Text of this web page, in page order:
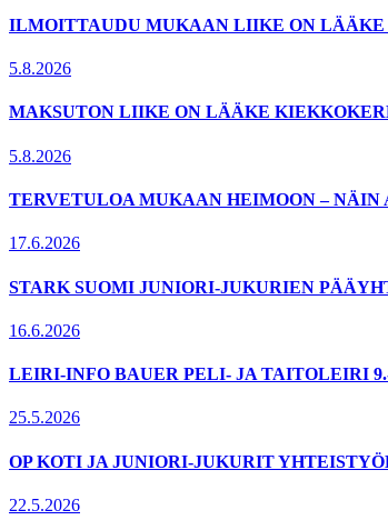
ILMOITTAUDU MUKAAN LIIKE ON
5.8.2026
MAKSUTON LIIKE ON LÄÄKE
5.8.2026
TERVETULOA MUKAAN HEIMOON –
17.6.2026
STARK SUOMI JUNIORI-JUKURIEN
16.6.2026
LEIRI-INFO BAUER PELI- JA TAITOLEIRI 9.-
25.5.2026
OP KOTI JA JUNIORI-JUKURIT
22.5.2026